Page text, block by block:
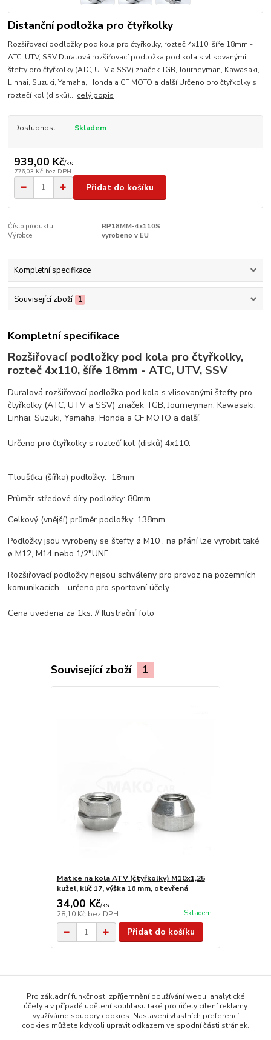
Distanční podložka pro čtyřkolky
Rozšiřovací podložky pod kola pro čtyřkolky, rozteč 4x110, šíře 18mm -
ATC, UTV, SSV Duralová rozšiřovací podložka pod kola s vlisovanými
štefty pro čtyřkolky (ATC, UTV a SSV) značek TGB, Journeyman, Kawasaki,
Linhai, Suzuki, Yamaha, Honda a CF MOTO a další.Určeno pro čtyřkolky s
roztečí kol (disků)... celý popis
Dostupnost Skladem
939,00 Kč/ks
776,03 Kč bez DPH
Přidat do košíku
Číslo produktu:
RP18MM-4x110S
Výrobce:
vyrobeno v EU
Kompletní specifikace
Související zboží 1
Kompletní specifikace
Rozšiřovací podložky pod kola pro čtyřkolky,
rozteč 4x110, šíře 18mm - ATC, UTV, SSV
Duralová rozšiřovací podložka pod kola s vlisovanými štefty pro
čtyřkolky (ATC, UTV a SSV) značek TGB, Journeyman, Kawasaki,
Linhai, Suzuki, Yamaha, Honda a CF MOTO a další.
Určeno pro čtyřkolky s roztečí kol (disků) 4x110.
Tloušťka (šířka) podložky: 18mm
Průměr středové díry podložky: 80mm
Celkový (vnější) průměr podložky: 138mm
Podložky jsou vyrobeny se štefty ø M10 , na přání lze vyrobit také
ø M12, M14 nebo 1/2"UNF
Rozšiřovací podložky nejsou schváleny pro provoz na pozemních
komunikacích - určeno pro sportovní účely.
Cena uvedena za 1ks. // Ilustrační foto
Související zboží 1
Matice na kola ATV (čtyřkolky) M10x1,25
kužel, klíč 17, výška 16 mm, otevřená
34,00 Kč/ks
28,10 Kč bez DPH Skladem
Přidat do košíku
Podložky pro čtyřkolky
Rozteč 4x110
Pro základní funkčnost, zpříjemnění používání webu, analytické
účely a v případě udělení souhlasu také pro účely cílení reklamy
využíváme soubory cookies. Nastavení vlastních preferencí
cookies můžete kdykoli upravit odkazem ve spodní části stránek.